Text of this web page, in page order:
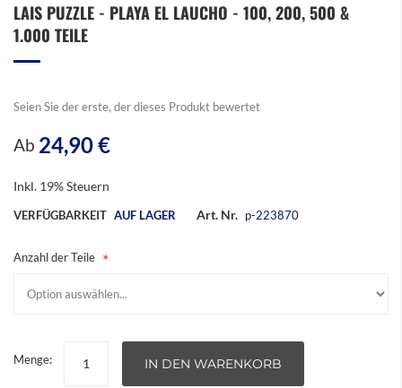
Anfang
der
LAIS PUZZLE - PLAYA EL LAUCHO - 100, 200, 500 &
1.000 TEILE
Seien Sie der erste, der dieses Produkt bewertet
Ab 24,90 €
Inkl. 19% Steuern
VERFÜGBARKEIT AUF LAGER Art. Nr. p-223870
Anzahl der Teile
Menge: IN DEN WARENKORB